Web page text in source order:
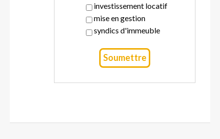
investissement locatif
mise en gestion
syndics d'immeuble